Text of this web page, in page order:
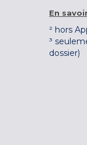
En
² hors
³
dossier)